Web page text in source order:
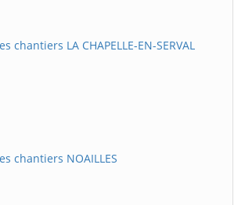
chantiers LA CHAPELLE-EN-SERVAL
chantiers NOAILLES